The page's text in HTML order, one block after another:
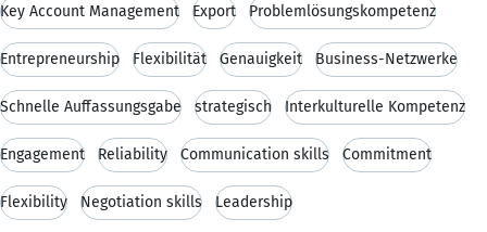
Key Account Management Export Problemlösungskompetenz
Entrepreneurship Flexibilität Genauigkeit Business-Netzwerke
Schnelle Auffassungsgabe strategisch Interkulturelle Kompetenz
Engagement Reliability Communication skills Commitment
Flexibility Negotiation skills Leadership